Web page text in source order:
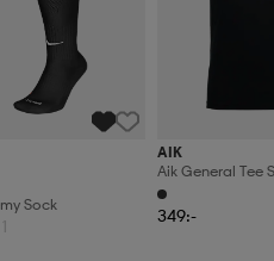
Sock
AIK
Aik General Tee
349:-